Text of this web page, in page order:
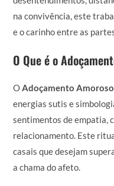
na convivência, este
e o carinho entre as
O Que é o
OAdoçamento Amoroso
energias sutis e
sentimentos de empatia,
relacionamento. Este
casais que desejam
a chama do afeto.